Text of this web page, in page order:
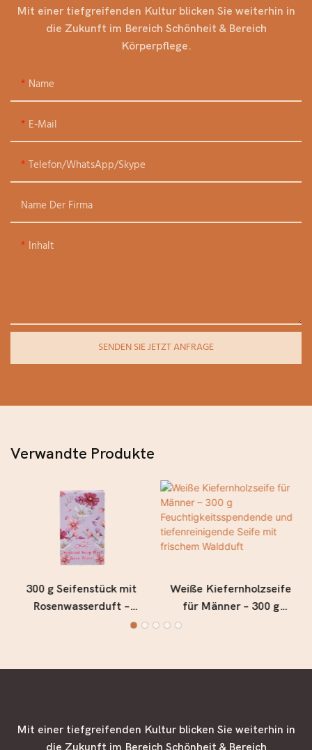
Mit einer tiefgreifenden Kultur blicken Sie weiterhin in
die Zukunft im Bereich Schönheit & Bereich
Körperpflege.
Name
E-Mail
Telefon/WhatsApp/Skype
Name Der Firma
Inhalt
SENDEN SIE JETZT ANFRAGE
Verwandte Produkte
300 g Seifenstück mit
Rosenwasserduft –
Feuchtigkeitsspendende,
Weiße Kiefernholzseife
für Männer – 300 g
Feuchtigkeitsspendende
Mit einer tiefgreifenden Kultur blicken Sie weiterhin in
die Zukunft im Bereich Schönheit & Bereich